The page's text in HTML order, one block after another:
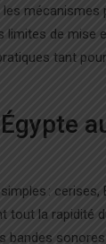
de mise
tant
:
la rapidité
bandes